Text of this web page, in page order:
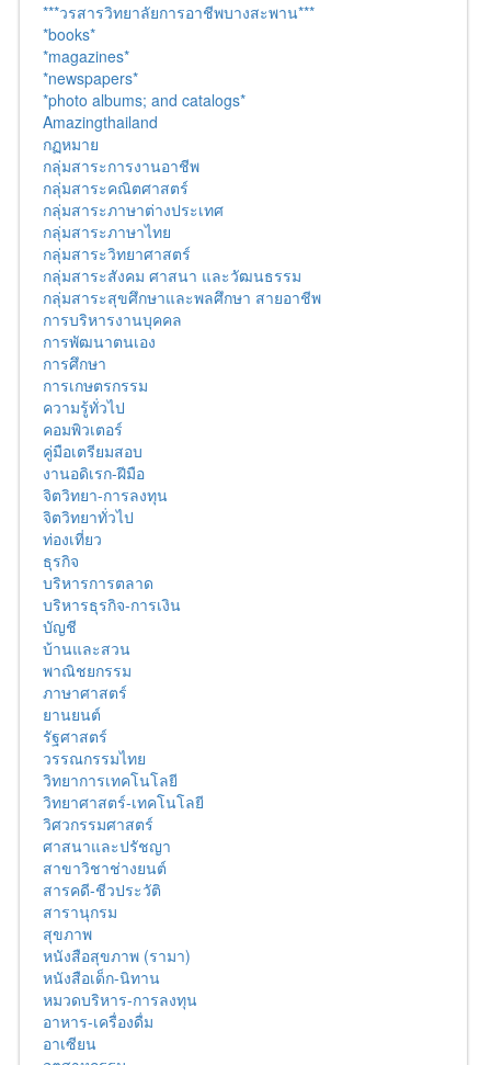
***วรสารวิทยาลัยการอาชีพบางสะพาน***
*books*
*magazines*
*newspapers*
*photo albums; and catalogs*
Amazingthailand
กฏหมาย
กลุ่มสาระการงานอาชีพ
กลุ่มสาระคณิตศาสตร์
กลุ่มสาระภาษาต่างประเทศ
กลุ่มสาระภาษาไทย
กลุ่มสาระวิทยาศาสตร์
กลุ่มสาระสังคม ศาสนา และวัฒนธรรม
กลุ่มสาระสุขศึกษาและพลศึกษา สายอาชีพ
การบริหารงานบุคคล
การพัฒนาตนเอง
การศึกษา
การเกษตรกรรม
ความรู้ทั่วไป
คอมพิวเตอร์
คู่มือเตรียมสอบ
งานอดิเรก-ฝีมือ
จิตวิทยา-การลงทุน
จิตวิทยาทั่วไป
ท่องเที่ยว
ธุรกิจ
บริหารการตลาด
บริหารธุรกิจ-การเงิน
บัญชี
บ้านและสวน
พาณิชยกรรม
ภาษาศาสตร์
ยานยนต์
รัฐศาสตร์
วรรณกรรมไทย
วิทยาการเทคโนโลยี
วิทยาศาสตร์-เทคโนโลยี
วิศวกรรมศาสตร์
ศาสนาและปรัชญา
สาขาวิชาช่างยนต์
สารคดี-ชีวประวัติ
สารานุกรม
สุขภาพ
หนังสือสุขภาพ (รามา)
หนังสือเด็ก-นิทาน
หมวดบริหาร-การลงทุน
อาหาร-เครื่องดื่ม
อาเซียน